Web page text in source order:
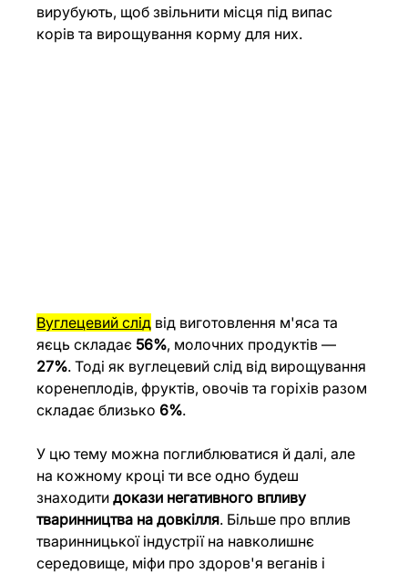
вирубують, щоб звільнити місця під випас
корів та вирощування корму для них.
Вуглецевий слід від виготовлення м'яса та
яєць складає 56%, молочних продуктів —
27%. Тоді як вуглецевий слід від вирощування
коренеплодів, фруктів, овочів та горіхів разом
складає близько 6%.
У цю тему можна поглиблюватися й далі, але
на кожному кроці ти все одно будеш
знаходити докази негативного впливу
тваринництва на довкілля. Більше про вплив
тваринницької індустрії на навколишнє
середовище, міфи про здоров'я веганів і